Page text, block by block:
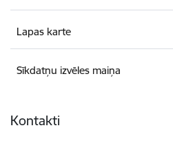
Lapas karte
Sīkdatņu izvēles maiņa
Kontakti